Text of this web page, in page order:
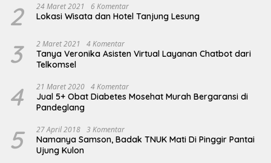
2 24 Maret 2021 6 Komentar
Lokasi Wisata dan Hotel Tanjung Lesung
3 2 Maret 2021 4 Komentar
Tanya Veronika Asisten Virtual Layanan Chatbot dari
Telkomsel
4 21 Maret 2020 4 Komentar
Jual 5+ Obat Diabetes Mosehat Murah Bergaransi di
Pandeglang
5 27 April 2018 3 Komentar
Namanya Samson, Badak TNUK Mati Di Pinggir Pantai
Ujung Kulon